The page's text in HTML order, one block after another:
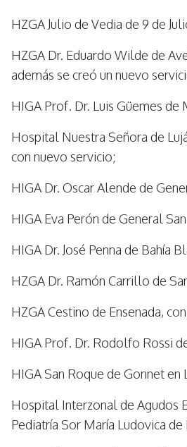
HZGA Julio de Vedia de 9 de
HZGA Dr. Eduardo Wilde de
además se creó un nuevo
HIGA Prof. Dr. Luis Güemes de
Hospital Nuestra Señora de
con nuevo servicio;
HIGA Dr. Oscar Alende de
HIGA Eva Perón de General
HIGA Dr. José Penna de Bahía
HZGA Dr. Ramón Carrillo de
HZGA Cestino de Ensenada,
HIGA Prof. Dr. Rodolfo Rossi
HIGA San Roque de Gonnet en
Hospital Interzonal de Agudos
Pediatría Sor María Ludovica de